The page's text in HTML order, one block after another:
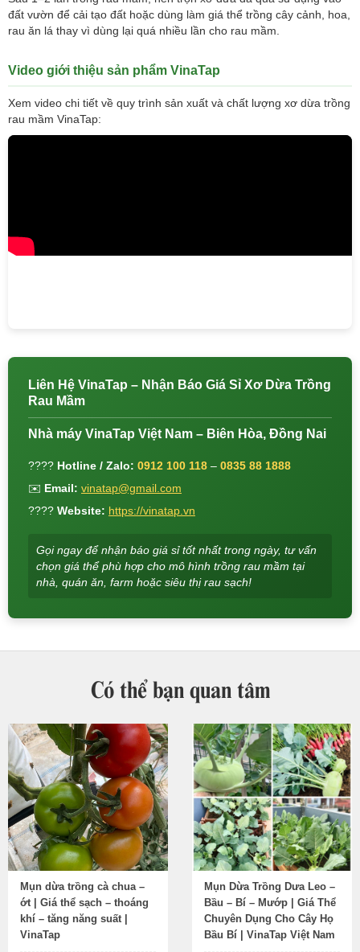
đất vườn để cải tạo đất hoặc dùng làm giá thể trồng cây cảnh, hoa,
rau ăn lá thay vì dùng lại quá nhiều lần cho rau mầm.
Video giới thiệu sản phẩm VinaTap
Xem video chi tiết về quy trình sản xuất và chất lượng xơ dừa trồng
rau mầm VinaTap:
Liên Hệ VinaTap – Nhận Báo Giá Sỉ Xơ Dừa Trồng
Rau Mầm
Nhà máy VinaTap Việt Nam – Biên Hòa, Đồng Nai
???? Hotline / Zalo: 0912 100 118 – 0835 88 1888
✉️ Email: vinatap@gmail.com
???? Website: https://vinatap.vn
Gọi ngay để nhận báo giá sỉ tốt nhất trong ngày, tư vấn
chọn giá thể phù hợp cho mô hình trồng rau mầm tại
nhà, quán ăn, farm hoặc siêu thị rau sạch!
Có thể bạn quan tâm
Mụn dừa trồng cà chua –
ớt | Giá thể sạch – thoáng
khí – tăng năng suất |
VinaTap
Mụn Dừa Trồng Dưa Leo –
Bầu – Bí – Mướp | Giá Thể
Chuyên Dụng Cho Cây Họ
Bầu Bí | VinaTap Việt Nam